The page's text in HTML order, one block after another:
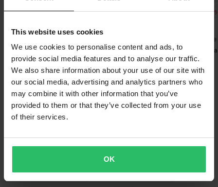
This website uses cookies
We use cookies to personalise content and ads, to
provide social media features and to analyse our traffic.
We also share information about your use of our site with
our social media, advertising and analytics partners who
may combine it with other information that you’ve
provided to them or that they’ve collected from your use
of their services.
OK
Du kannst deine Bestellung innerhalb von 60 Tagen
zurückgeben. Rücksendekosten fallen an. *Das Rückgaberecht
gilt nicht für personalisierte oder speziell angefertigte Produkte.
Weitere Einzelheiten und Bedingungen findest du in der Rubrik
Kundenbetreuung-Bereich.
72,99 € -27%
Knieschützer Leatt Dual
Axis Schwarz
128,99 € -35%
Brustschutz Leatt 4.5 Evo
248,99 € -
18
Crossstiefel
Das könnte dir auch gefallen
Hammerpreis!